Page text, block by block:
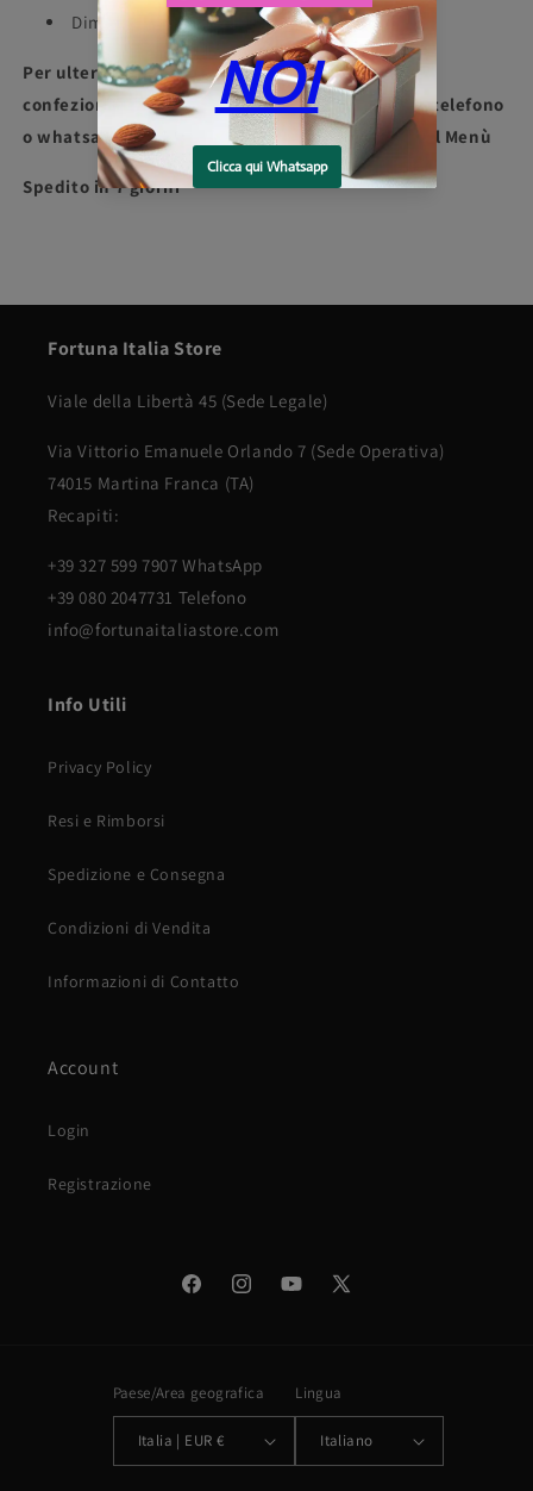
Dimensioni: 10,4 X 10,4 X 8,2 cm
Per ulteriori informazioni o per richieste di
confezionamento contattaci al +39 3275997907 telefono
o whatsapp, oppure dalla sezione "Contatti" nel Menù
Spedito in 7 giorni
Fortuna Italia Store
Viale della Libertà 45 (Sede Legale)
Via Vittorio Emanuele Orlando 7 (Sede Operativa)
74015 Martina Franca (TA)
Recapiti:
+39 327 599 7907 WhatsApp
+39 080 2047731 Telefono
info@fortunaitaliastore.com
Info Utili
Privacy Policy
Resi e Rimborsi
Spedizione e Consegna
Condizioni di Vendita
Informazioni di Contatto
Account
Login
Registrazione
FacebookInstagramYouTube
X
Paese/Area geografica
Italia | EUR €
Lingua
Italiano